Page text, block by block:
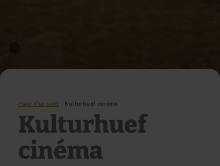
Page d'accueil Kulturhuef cinéma
Kulturhuef
cinéma